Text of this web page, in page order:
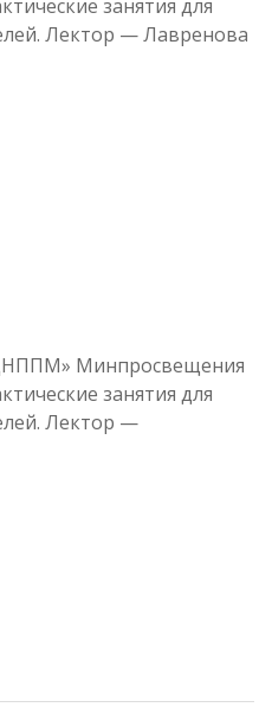
занятия для
Лектор — Лавренова
Минпросвещения
занятия для
Лектор —